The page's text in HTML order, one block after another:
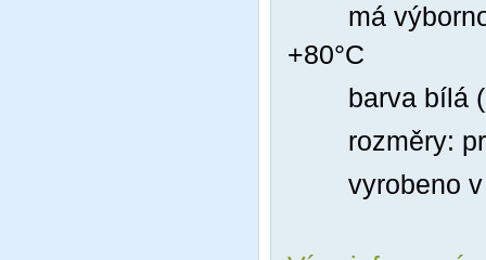
má
+80°C
barva bílá
rozměry:
vyrobeno